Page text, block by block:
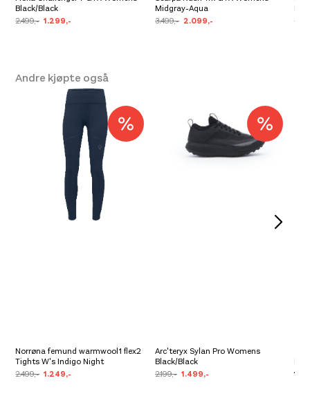
Black/Black
2.499,- 1.299,-
Midgray-Aqua
3.499,- 2.099,-
Andre kjøpte også
Norrøna femund warmwool1 flex2
Tights W's Indigo Night
2.499,- 1.249,-
Arc'teryx Sylan Pro Womens
Black/Black
2.199,- 1.499,-